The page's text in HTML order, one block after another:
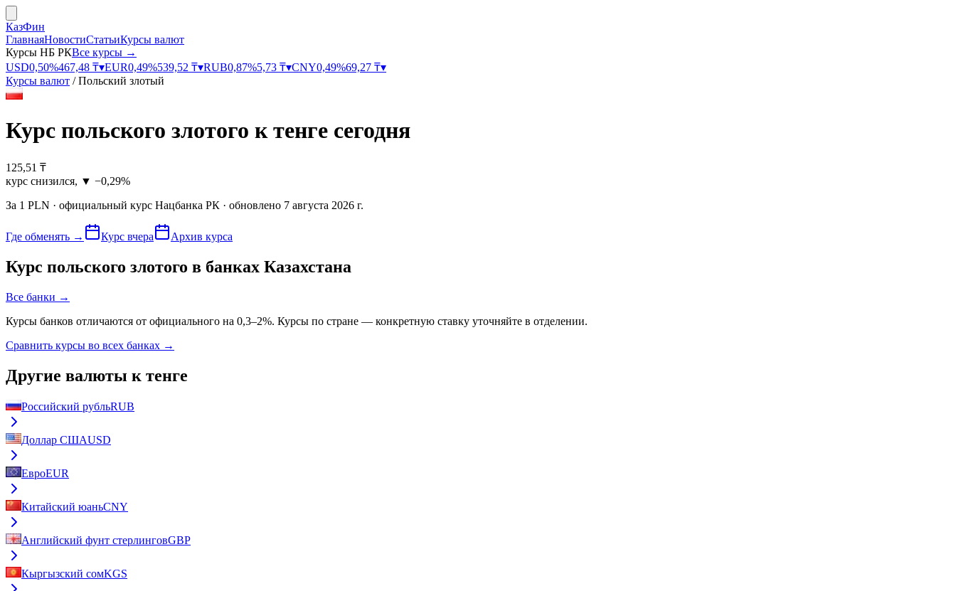
КазФин
ГлавнаяНовостиСтатьиКурсы валют
Курсы НБ РКВсе курсы →
USD0,50%467,48 ₸▾EUR0,49%539,52 ₸▾RUB0,87%5,73 ₸▾CNY0,49%69,27 ₸▾
Курсы валют /Польский злотый
Курс польского злотого к тенге сегодня
125,51 ₸
курс снизился, ▼ −0,29%
За 1 PLN · официальный курс Нацбанка РК · обновлено 7 августа 2026 г.
Где обменять → Курс вчера Архив курса
Курс польского злотого в банках Казахстана
Все банки →
Курсы банков отличаются от официального на 0,3–2%. Курсы по стране — конкретную ставку уточняйте в отделении.
Сравнить курсы во всех банках →
Другие валюты к тенге
Российский рубльRUB
Доллар СШАUSD
ЕвроEUR
Китайский юаньCNY
Английский фунт стерлинговGBP
Кыргызский сомKGS